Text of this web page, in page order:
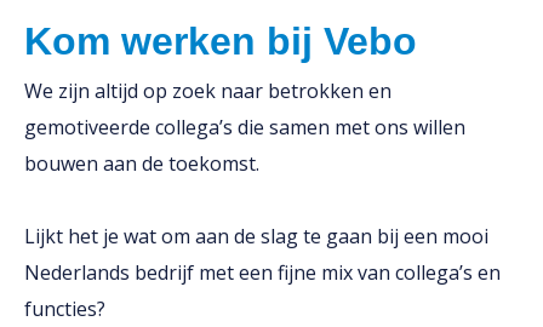
Kom werken bij Vebo
We zijn altijd op zoek naar betrokken en
gemotiveerde collega’s die samen met ons willen
bouwen aan de toekomst.
Lijkt het je wat om aan de slag te gaan bij een mooi
Nederlands bedrijf met een fijne mix van collega’s en
functies?